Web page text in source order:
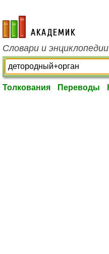
academic.ru
Словари и
Толкования Переводы